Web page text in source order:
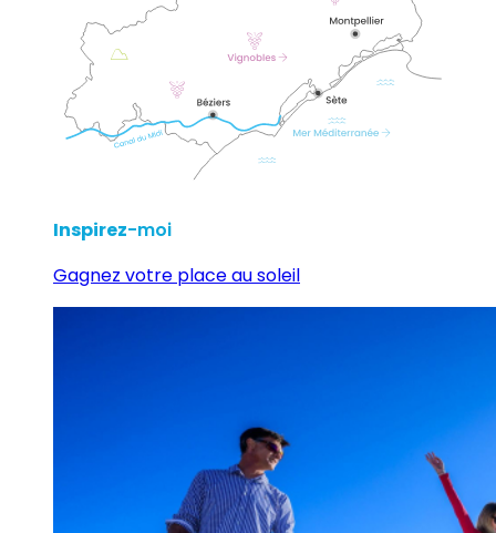
Inspirez-moi
Gagnez votre place au soleil